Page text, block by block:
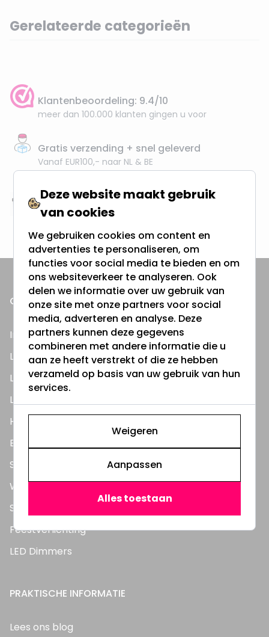
Gerelateerde categorieën
Klantenbeoordeling: 9.4/10
meer dan 100.000 klanten gingen u voor
Gratis verzending + snel geleverd
Vanaf EUR100,- naar NL & BE
& 100 dagen recht op retour
Altijd uit eigen voorraad
ONZE PRODUCTEN
Inbouwspots
LED Lampen
LED TL Buizen
LED Panelen
Highbay's / Ufo's
Bouwlampen
Straatlampen
Wandlampen
Solar verlichting
Feestverlichting
LED Dimmers
PRAKTISCHE INFORMATIE
Lees ons blog
Deze website maakt gebruik
van cookies
We gebruiken cookies om content en
advertenties te personaliseren, om
functies voor social media te bieden en om
ons websiteverkeer te analyseren. Ook
delen we informatie over uw gebruik van
onze site met onze partners voor social
media, adverteren en analyse. Deze
partners kunnen deze gegevens
combineren met andere informatie die u
aan ze heeft verstrekt of die ze hebben
verzameld op basis van uw gebruik van hun
services.
Weigeren
Aanpassen
Alles toestaan